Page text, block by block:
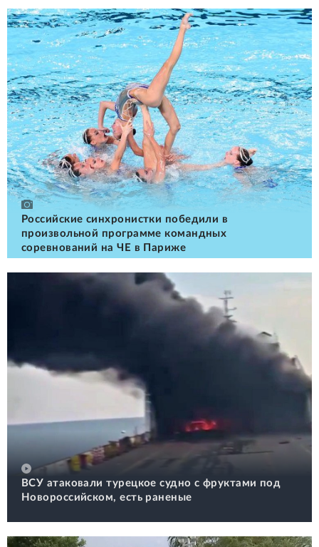
Российские cинхронистки победили в
произвольной программе командных
соревнований на ЧЕ в Париже
ВСУ атаковали турецкое судно с фруктами под
Новороссийском, есть раненые